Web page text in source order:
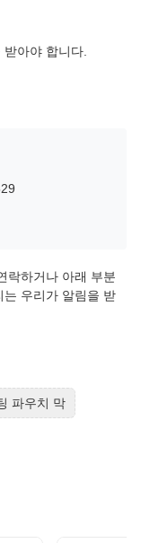
아야 합니다.
락하거나 아래 부분
우리가 알림을 받
파우치 막